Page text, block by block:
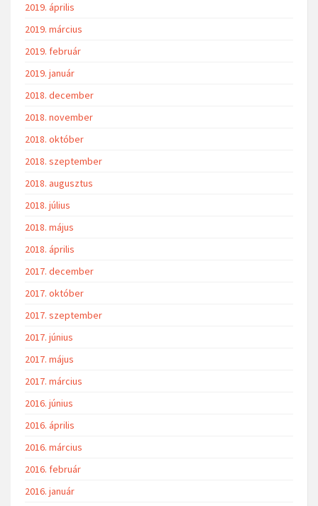
2019. április
2019. március
2019. február
2019. január
2018. december
2018. november
2018. október
2018. szeptember
2018. augusztus
2018. július
2018. május
2018. április
2017. december
2017. október
2017. szeptember
2017. június
2017. május
2017. március
2016. június
2016. április
2016. március
2016. február
2016. január